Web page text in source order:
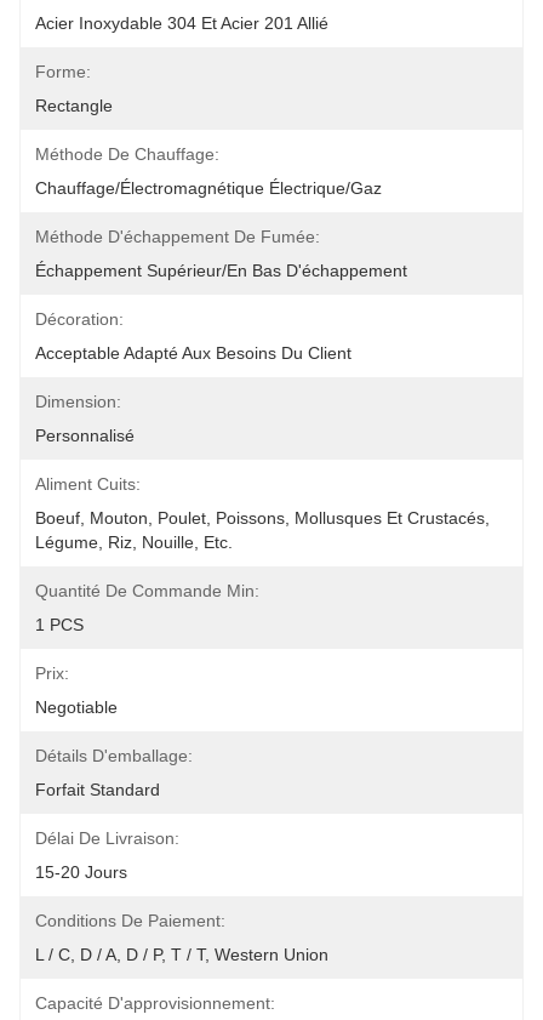
Acier Inoxydable 304 Et Acier 201 Allié
Forme:
Rectangle
Méthode De Chauffage:
Chauffage/électromagnétique Électrique/gaz
Méthode D'échappement De Fumée:
Échappement Supérieur/en Bas D'échappement
Décoration:
Acceptable Adapté Aux Besoins Du Client
Dimension:
Personnalisé
Aliment Cuits:
Boeuf, Mouton, Poulet, Poissons, Mollusques Et Crustacés,
Légume, Riz, Nouille, Etc.
Quantité De Commande Min:
1 PCS
Prix:
Negotiable
Détails D'emballage:
Forfait Standard
Délai De Livraison:
15-20 Jours
Conditions De Paiement:
L / C, D / A, D / P, T / T, Western Union
Capacité D'approvisionnement: